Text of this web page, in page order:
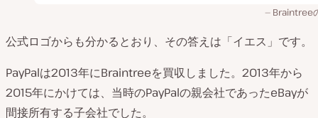
Braintree
公式ロゴからも分かるとおり、その答えは「イエス」です。
PayPalは2013年にBraintreeを買収しました。2013年から
2015年にかけては、当時のPayPalの親会社であったeBayが
間接所有する子会社でした。